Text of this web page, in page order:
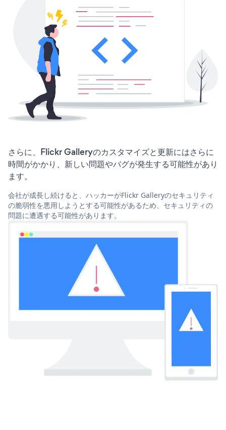
さらに、Flickr Galleryのカスタマイズと更新にはさらに
時間がかかり、新しい問題やバグが発生する可能性があり
ます。
会社が成長し続けると、ハッカーがFlickr Galleryのセキュリティ
の脆弱性を悪用しようとする可能性があるため、セキュリティの
問題に遭遇する可能性があります。